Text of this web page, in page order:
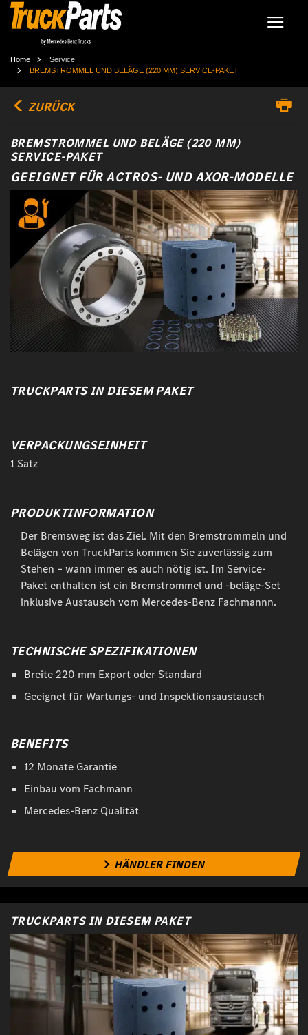
Home
Service
BREMSTROMMEL UND BELÄGE (220 MM) SERVICE-PAKET
ZURÜCK
BREMSTROMMEL UND BELÄGE (220 MM)
SERVICE-PAKET
GEEIGNET FÜR ACTROS- UND AXOR-MODELLE
TRUCKPARTS IN DIESEM PAKET
VERPACKUNGSEINHEIT
1 Satz
PRODUKTINFORMATION
Der Bremsweg ist das Ziel. Mit den Bremstrommeln und
Belägen von TruckParts kommen Sie zuverlässig zum
Stehen – wann immer es auch nötig ist. Im Service-
Paket enthalten ist ein Bremstrommel und -beläge-Set
inklusive Austausch vom Mercedes-Benz Fachmannn.
TECHNISCHE SPEZIFIKATIONEN
Breite 220 mm Export oder Standard
Geeignet für Wartungs- und Inspektionsaustausch
BENEFITS
12 Monate Garantie
Einbau vom Fachmann
Mercedes-Benz Qualität
HÄNDLER FINDEN
TRUCKPARTS IN DIESEM PAKET